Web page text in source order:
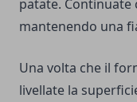
patate. Continuate
mantenendo una
Una volta che il
livellate la